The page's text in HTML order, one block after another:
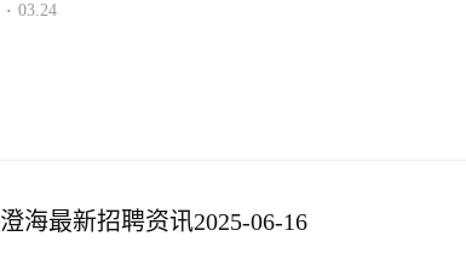
· 03.24
澄海最新招聘资讯2025-06-16